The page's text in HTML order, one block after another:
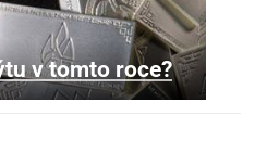
v tomto roce?